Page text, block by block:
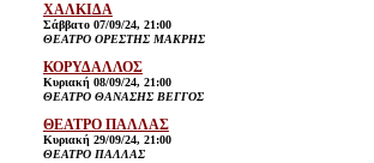
ΧΑΛΚΙΔΑ
Σάββατο 07/09/24, 21:00
ΘΕΑΤΡΟ ΟΡΕΣΤΗΣ ΜΑΚΡΗΣ
ΚΟΡΥΔΑΛΛΟΣ
Κυριακή 08/09/24, 21:00
ΘΕΑΤΡΟ ΘΑΝΑΣΗΣ ΒΕΓΓΟΣ
ΘΕΑΤΡΟ ΠΑΛΛΑΣ
Κυριακή 29/09/24, 21:00
ΘΕΑΤΡΟ ΠΑΛΛΑΣ